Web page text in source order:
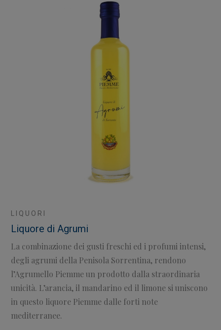
LIQUORI
Liquore di Agrumi
La combinazione dei gusti freschi ed i profumi intensi,
degli agrumi della Penisola Sorrentina, rendono
l’Agrumello Piemme un prodotto dalla straordinaria
unicità. L’arancia, il mandarino ed il limone si uniscono
in questo liquore Piemme dalle forti note
mediterranee.